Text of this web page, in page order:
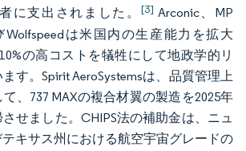
に支出されました。 [3] Arconic、MP
Wolfspeedは米国内の生産能力を拡大
の高コストを犠牲にして地政学的リ
す。Spirit AeroSystemsは、品質管理上
、737 MAXの複合材翼の製造を2025年
せました。CHIPS法の補助金は、ニュ
キサス州における航空宇宙グレードの